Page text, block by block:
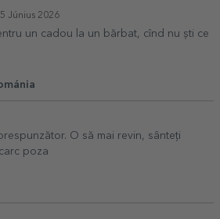
15 Június 2026
un cadou la un bărbat, cînd nu ști ce
O să mai revin, sânteți
poza